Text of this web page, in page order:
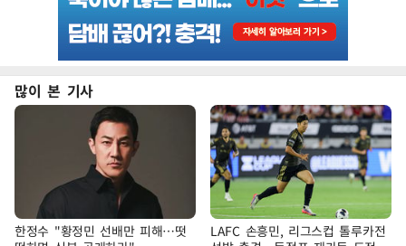
많이 본 기사
한정수 "황정민 선배만 피해…떳
LAFC 손흥민, 리그스컵 톨루카전